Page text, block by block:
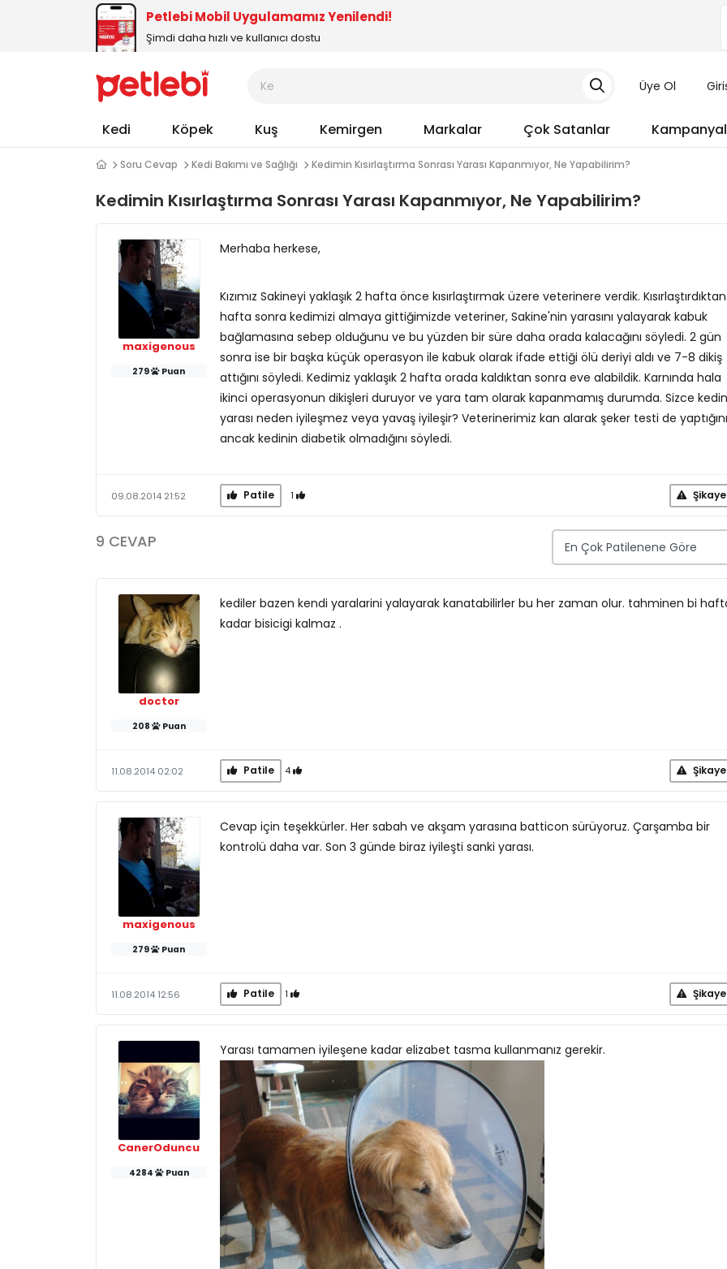
Petlebi Mobil Uygulamamız Yenilendi!
Şimdi daha hızlı ve kullanıcı dostu
Üye Ol
Kedi Köpek Kuş Kemirgen Markalar Çok Satanlar
Soru Cevap Kedi Bakımı ve Sağlığı Kedimin Kısırlaştırma Sonrası Yarası Kapanmıyor, Ne Yapabilirim?
Kedimin Kısırlaştırma Sonrası Yarası Kapanmıyor, Ne Yapabilirim?
maxigenous
279 Puan
Merhaba herkese,
Kızımız Sakineyi yaklaşık 2 hafta önce kısırlaştırmak üzere veterinere verdik. Kısırlaştırdıktan
hafta sonra kedimizi almaya gittiğimizde veteriner, Sakine'nin yarasını yalayarak kabuk
bağlamasına sebep olduğunu ve bu yüzden bir süre daha orada kalacağını söyledi. 2 gün
sonra ise bir başka küçük operasyon ile kabuk olarak ifade ettiği ölü deriyi aldı ve 7-8 dikiş
attığını söyledi. Kedimiz yaklaşık 2 hafta orada kaldıktan sonra eve alabildik. Karnında hala
ikinci operasyonun dikişleri duruyor ve yara tam olarak kapanmamış durumda. Sizce
yarası neden iyileşmez veya yavaş iyileşir? Veterinerimiz kan alarak şeker testi de yaptığını
ancak kedinin diabetik olmadığını söyledi.
09.08.2014 21:52 Patile 1
9 CEVAP
doctor
208 Puan
kediler bazen kendi yaralarini yalayarak kanatabilirler bu her zaman olur. tahminen bi
kadar bisicigi kalmaz .
11.08.2014 02:02 Patile 4
maxigenous
279 Puan
Cevap için teşekkürler. Her sabah ve akşam yarasına batticon sürüyoruz. Çarşamba bir
kontrolü daha var. Son 3 günde biraz iyileşti sanki yarası.
11.08.2014 12:56 Patile 1
CanerOduncu
4284 Puan
Yarası tamamen iyileşene kadar elizabet tasma kullanmanız gerekir.